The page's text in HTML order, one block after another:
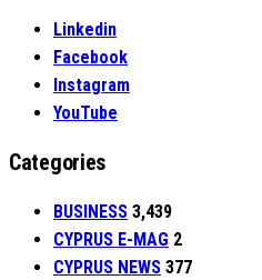
Linkedin
Facebook
Instagram
YouTube
Categories
BUSINESS 3,439
CYPRUS E-MAG 2
CYPRUS NEWS 377